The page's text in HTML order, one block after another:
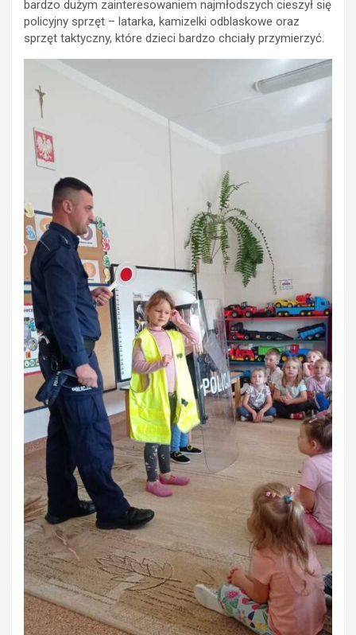
bardzo dużym zainteresowaniem najmłodszych cieszył się
policyjny sprzęt – latarka, kamizelki odblaskowe oraz
sprzęt taktyczny, które dzieci bardzo chciały przymierzyć.